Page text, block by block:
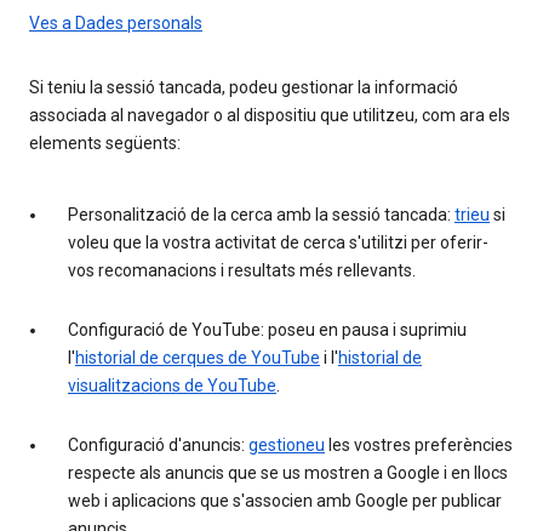
Ves a Dades personals
Si teniu la sessió tancada, podeu gestionar la informació
associada al navegador o al dispositiu que utilitzeu, com ara els
elements següents:
Personalització de la cerca amb la sessió tancada: trieu si
voleu que la vostra activitat de cerca s'utilitzi per oferir-
vos recomanacions i resultats més rellevants.
Configuració de YouTube: poseu en pausa i suprimiu
l'historial de cerques de YouTube i l'historial de
visualitzacions de YouTube
Configuració d'anuncis: gestioneu les vostres preferències
respecte als anuncis que se us mostren a Google i en llocs
web i aplicacions que s'associen amb Google per publicar